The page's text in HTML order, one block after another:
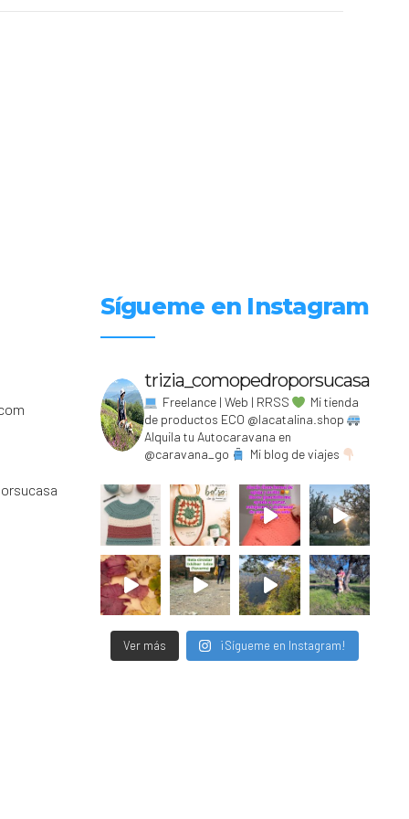
Sígueme en Instagram
trizia_comopedroporsucasa
Freelance | Web | RRSS
Mi tienda
de productos ECO @lacatalina.shop
Alquila tu Autocaravana en
@caravana_go
Mi blog de viajes
Ver más ¡Sígueme en Instagram!